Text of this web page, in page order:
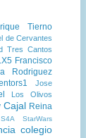
Tierno
de Cervantes
Tres Cantos
Francisco
Rodriguez
Jose
Los Olivos
Cajal Reina
S4A StarWars
colegio